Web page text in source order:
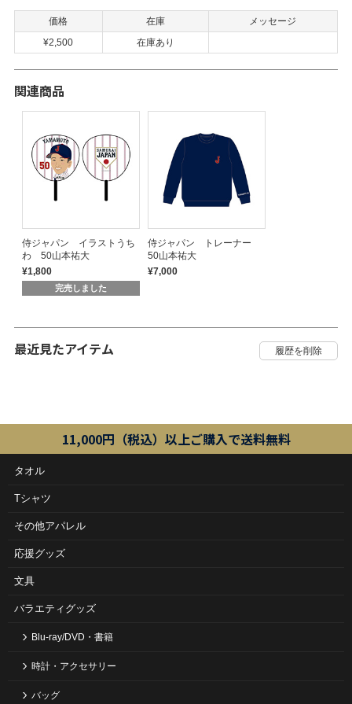
価格 在庫
メッセージ
¥2,500
在庫あり
関連商品
侍ジャパン イラストうち
わ 50山本祐大
¥1,800
完売しました
侍ジャパン トレーナー
50山本祐大
¥7,000
最近見たアイテム
11,000円（税込）以上ご購入で送料無料
タオル
Tシャツ
その他アパレル
応援グッズ
文具
バラエティグッズ
Blu-ray/DVD・書籍
時計・アクセサリー
バッグ